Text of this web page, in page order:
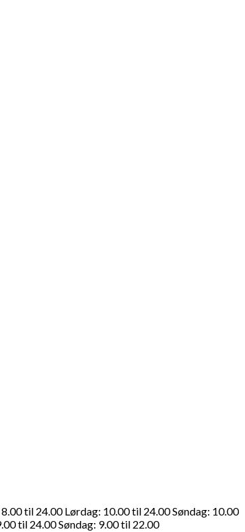
til 24.00 Lørdag: 10.00 til 24.00 Søndag: 10.00
til 24.00 Søndag: 9.00 til 22.00